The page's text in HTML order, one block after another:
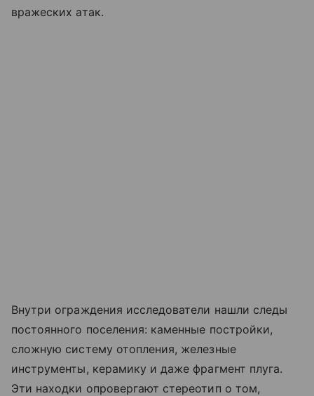
вражеских атак.
Внутри ограждения исследователи нашли следы
постоянного поселения: каменные постройки,
сложную систему отопления, железные
инструменты, керамику и даже фрагмент плуга.
Эти находки опровергают стереотип о том,